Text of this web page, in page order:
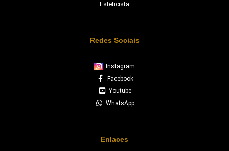
Esteticista
Redes Sociais
Instagram
Facebook
Youtube
WhatsApp
Enlaces